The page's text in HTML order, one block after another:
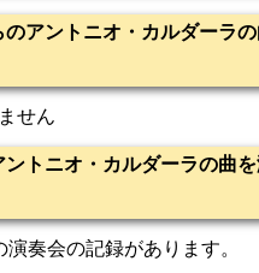
のアントニオ・カルダーラ
せん
ントニオ・カルダーラの曲
奏会の記録があります。